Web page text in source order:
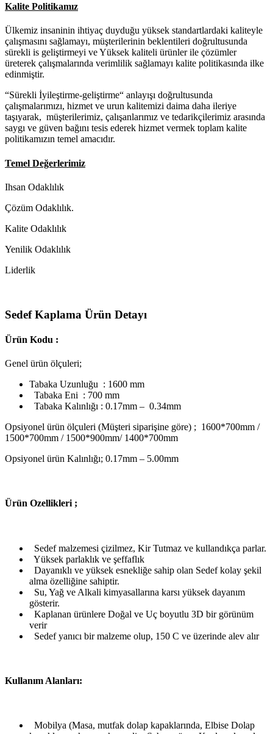
Kalite Politikamız
Ülkemiz insaninin ihtiyaç duyduğu yüksek standartlardaki kaliteyle
çalışmasını sağlamayı, müşterilerinin beklentileri doğrultusunda
sürekli is geliştirmeyi ve Yüksek kaliteli ürünler ile çözümler
üreterek çalışmalarında verimlilik sağlamayı kalite politikasında ilke
edinmiştir.
“Sürekli İyileştirme-geliştirme“ anlayışı doğrultusunda
çalışmalarımızı, hizmet ve urun kalitemizi daima daha ileriye
taşıyarak, müşterilerimiz, çalışanlarımız ve tedarikçilerimiz arasında
saygı ve güven bağını tesis ederek hizmet vermek toplam kalite
politikamızın temel amacıdır.
Temel Değerlerimiz
Ihsan Odaklılık
Çözüm Odaklılık.
Kalite Odaklılık
Yenilik Odaklılık
Liderlik
Sedef Kaplama Ürün Detayı
Ürün Kodu :
Genel ürün ölçuleri;
Tabaka Uzunluğu : 1600 mm
Tabaka Eni : 700 mm
Tabaka Kalınlığı : 0.17mm – 0.34mm
Opsiyonel ürün ölçuleri (Müşteri siparişine göre) ; 1600*700mm /
1500*700mm / 1500*900mm/ 1400*700mm
Opsiyonel ürün Kalınlığı; 0.17mm – 5.00mm
Ürün Ozellikleri ;
Sedef malzemesi çizilmez, Kir Tutmaz ve kullandıkça parlar.
Yüksek parlaklık ve şeffaflık
Dayanıklı ve yüksek esnekliğe sahip olan Sedef kolay şekil
alma özelliğine sahiptir.
Su, Yağ ve Alkali kimyasallarına karsı yüksek dayanım
gösterir.
Kaplanan ürünlere Doğal ve Uç boyutlu 3D bir görünüm
verir
Sedef yanıcı bir malzeme olup, 150 C ve üzerinde alev alır
Kullanım Alanları:
Mobilya (Masa, mutfak dolap kapaklarında, Elbise Dolap